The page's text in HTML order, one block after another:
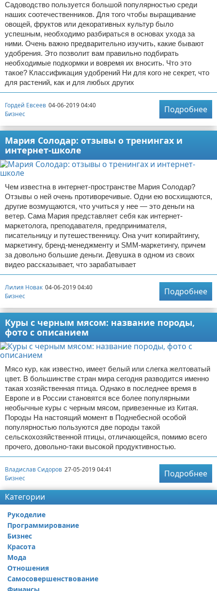
Садоводство пользуется большой популярностью среди
наших соотечественников. Для того чтобы выращивание
овощей, фруктов или декоративных культур было
успешным, необходимо разбираться в основах ухода за
ними. Очень важно предварительно изучить, какие бывают
удобрения. Это позволит вам правильно подбирать
необходимые подкормки и вовремя их вносить. Что это
такое? Классификация удобрений Ни для кого не секрет, что
для растений, как и для любых других
Гордей Евсеев 04-06-2019 04:40
Бизнес
Подробнее
Мария Солодар: отзывы о тренингах и
интернет-школе
Чем известна в интернет-пространстве Мария Солодар?
Отзывы о ней очень противоречивые. Одни ею восхищаются,
другие возмущаются, что учиться у нее — это деньги на
ветер. Сама Мария представляет себя как интернет-
маркетолога, преподавателя, предпринимателя,
писательницу и путешественницу. Она учит копирайтингу,
маркетингу, бренд-менеджменту и SMM-маркетингу, причем
за довольно большие деньги. Девушка в одном из своих
видео рассказывает, что зарабатывает
Лилия Новак 04-06-2019 04:40
Бизнес
Подробнее
Куры с черным мясом: название породы,
фото с описанием
Мясо кур, как известно, имеет белый или слегка желтоватый
цвет. В большинстве стран мира сегодня разводится именно
такая хозяйственная птица. Однако в последнее время в
Европе и в России становятся все более популярными
необычные куры с черным мясом, привезенные из Китая.
Породы На настоящий момент в Поднебесной особой
популярностью пользуются две породы такой
сельскохозяйственной птицы, отличающейся, помимо всего
прочего, довольно-таки высокой продуктивностью.
Владислав Сидоров 27-05-2019 04:41
Бизнес
Подробнее
Категории
Рукоделие
Программирование
Бизнес
Красота
Мода
Отношения
Самосовершенствование